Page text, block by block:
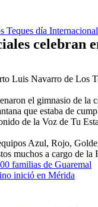
Teques día
celebran
Luis Navarro de Los
el gimnasio de
que estaba de
de la Voz de Tu
Azul, Rojo,
muchos a cargo de la
familias de Guaremal
inició en Mérida